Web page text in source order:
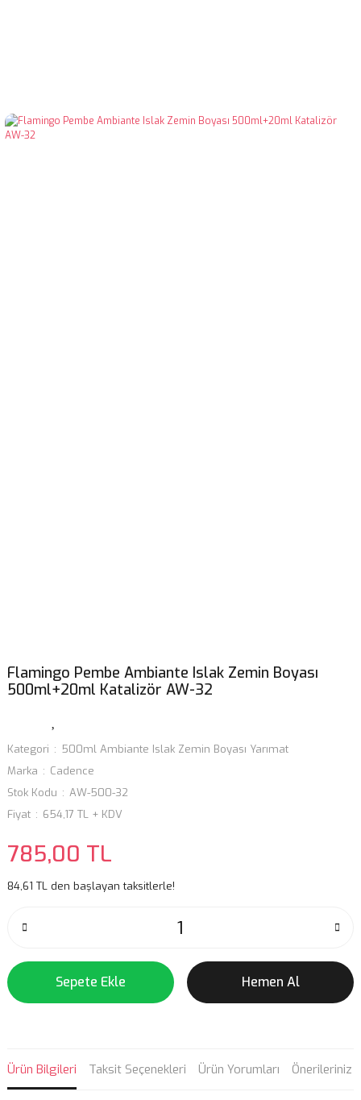
Flamingo Pembe Ambiante Islak Zemin Boyası
500ml+20ml Katalizör AW-32
Kategori
500ml Ambiante Islak Zemin Boyası Yarımat
Marka
Cadence
Stok Kodu
AW-500-32
Fiyat
654,17 TL + KDV
785,00 TL
84,61 TL den başlayan taksitlerle!
Sepete Ekle Hemen Al
Ürün Bilgileri Taksit Seçenekleri Ürün Yorumları Önerileriniz